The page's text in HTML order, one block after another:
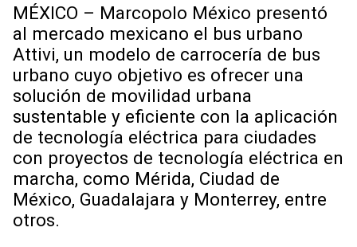
MÉXICO – Marcopolo México presentó
al mercado mexicano el bus urbano
Attivi, un modelo de carrocería de bus
urbano cuyo objetivo es ofrecer una
solución de movilidad urbana
sustentable y eficiente con la aplicación
de tecnología eléctrica para ciudades
con proyectos de tecnología eléctrica en
marcha, como Mérida, Ciudad de
México, Guadalajara y Monterrey, entre
otros.